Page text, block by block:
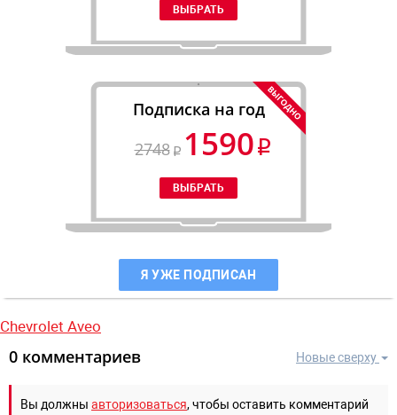
Подписка на год
2748
1590
Я УЖЕ ПОДПИСАН
Chevrolet Aveo
Новые сверху
0 комментариев
Вы должны авторизоваться, чтобы оставить комментарий